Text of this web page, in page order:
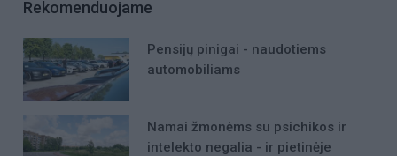
Rekomenduojame
Pensijų pinigai - naudotiems
automobiliams
Namai žmonėms su psichikos ir
intelekto negalia - ir pietinėje